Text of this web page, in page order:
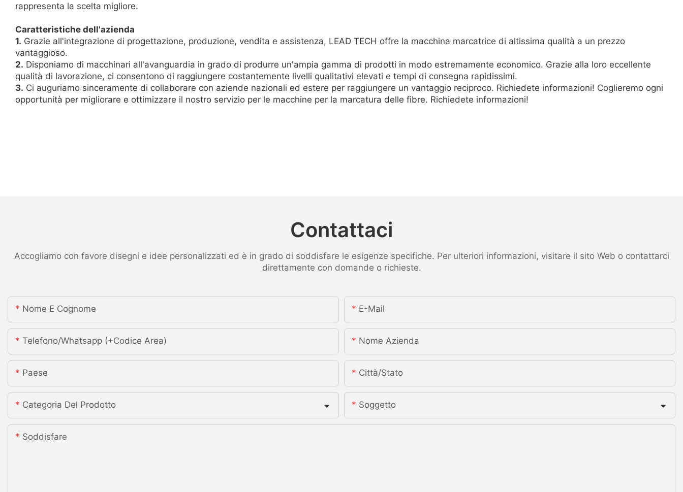
rappresenta la scelta migliore.
Caratteristiche dell'azienda
1. Grazie all'integrazione di progettazione, produzione, vendita e assistenza, LEAD TECH offre la macchina marcatrice di altissima qualità a un prezzo
vantaggioso.
2. Disponiamo di macchinari all'avanguardia in grado di produrre un'ampia gamma di prodotti in modo estremamente economico. Grazie alla loro eccellente
qualità di lavorazione, ci consentono di raggiungere costantemente livelli qualitativi elevati e tempi di consegna rapidissimi.
3. Ci auguriamo sinceramente di collaborare con aziende nazionali ed estere per raggiungere un vantaggio reciproco. Richiedete informazioni! Coglieremo ogni
opportunità per migliorare e ottimizzare il nostro servizio per le macchine per la marcatura delle fibre. Richiedete informazioni!
Contattaci
Accogliamo con favore disegni e idee personalizzati ed è in grado di soddisfare le esigenze specifiche. Per ulteriori informazioni, visitare il sito Web o contattarci
direttamente con domande o richieste.
Nome E Cognome E-Mail
Telefono/whatsapp (+codice Area) Nome Azienda
Paese Città/stato
Categoria Del Prodotto Soggetto
Soddisfare